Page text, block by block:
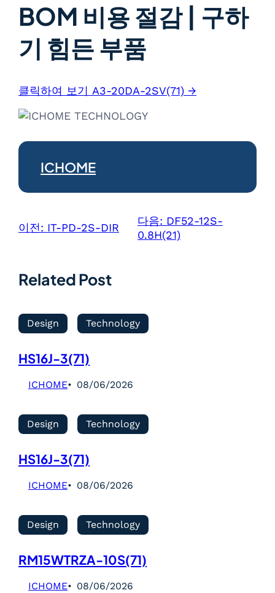
BOM 비용 절감 | 구하
기 힘든 부품
클릭하여 보기 A3-20DA-2SV(71) →
ICHOME
이전: IT-PD-2S-DIR
다음: DF52-12S-
0.8H(21)
Related Post
Design Technology
HS16J-3(71)
ICHOME 08/06/2026
Design Technology
HS16J-3(71)
ICHOME 08/06/2026
Design Technology
RM15WTRZA-10S(71)
ICHOME 08/06/2026